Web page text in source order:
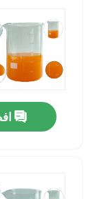
المنتجات
فيديوهات
معلومات عنا
رقابة جودة